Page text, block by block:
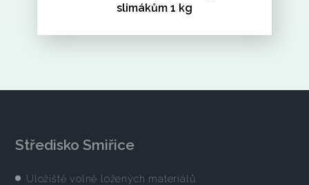
slimákům 1 kg
Středisko Smiřice
Uložiště volně ložených materiálů.